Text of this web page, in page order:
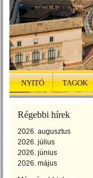
NYITÓ TAGOK
Régebbi hírek
2026. augusztus
2026. július
2026. június
2026. május